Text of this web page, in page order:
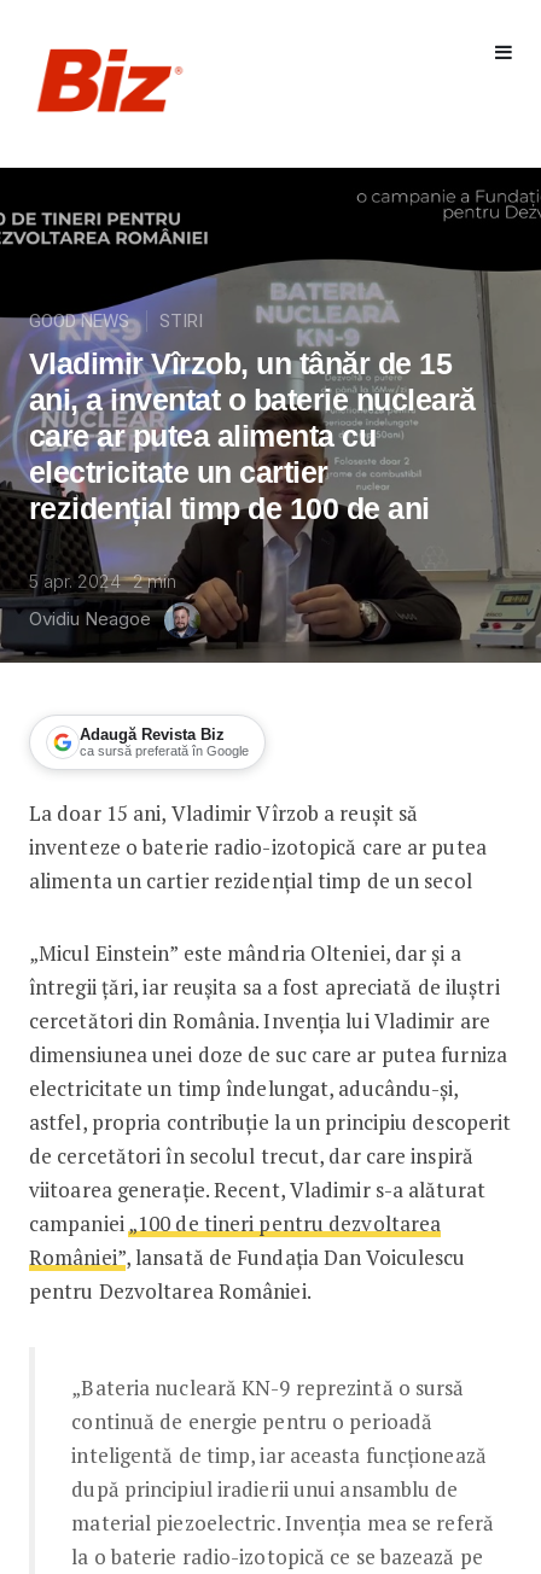
GOOD NEWS STIRI
Vladimir Vîrzob, un tânăr de 15
ani, a inventat o baterie nucleară
care ar putea alimenta cu
electricitate un cartier
rezidențial timp de 100 de ani
5 apr. 2024 2min
Ovidiu Neagoe
Adaugă Revista Biz
ca sursă preferată în Google
Vladimir Vîrzob, un tânăr de 15 ani,
La doar 15 ani, Vladimir Vîrzob a reușit să
inventeze o baterie radio-izotopică care ar putea
alimenta un cartier rezidențial timp de un secol
„Micul Einstein” este mândria Olteniei, dar și a
întregii țări, iar reușita sa a fost apreciată de iluștri
cercetători din România. Invenția lui Vladimir are
dimensiunea unei doze de suc care ar putea furniza
electricitate un timp îndelungat, aducându-și,
astfel, propria contribuție la un principiu descoperit
de cercetători în secolul trecut, dar care inspiră
viitoarea generație. Recent, Vladimir s-a alăturat
campaniei„100 de tineri pentru dezvoltarea
României”, lansată de Fundația Dan Voiculescu
pentru Dezvoltarea României.
„Bateria nucleară KN-9 reprezintă o sursă
continuă de energie pentru o perioadă
inteligentă de timp, iar aceasta funcționează
după principiul iradierii unui ansamblu de
material piezoelectric. Invenția mea se referă
la o baterie radio-izotopică ce se bazează pe